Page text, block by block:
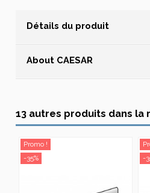
Détails du produit
About CAESAR
13 autres produits dans la
Promo !
-35%
-